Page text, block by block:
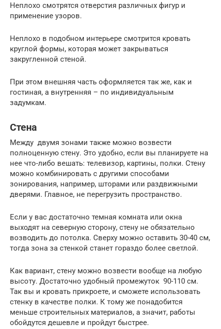
Неплохо смотрятся отверстия различных фигур и
применение узоров.
Неплохо в подобном интерьере смотрится кровать
круглой формы, которая может закрываться
закругленной стеной.
При этом внешняя часть оформляется так же, как и
гостиная, а внутренняя – по индивидуальным
задумкам.
Стена
Между двумя зонами также можно возвести
полноценную стену. Это удобно, если вы планируете на
нее что-либо вешать: телевизор, картины, полки. Стену
можно комбинировать с другими способами
зонирования, например, шторами или раздвижными
дверями. Главное, не перегрузить пространство.
Если у вас достаточно темная комната или окна
выходят на северную сторону, стену не обязательно
возводить до потолка. Сверху можно оставить 30-40 см,
тогда зона за стенкой станет гораздо более светлой.
Как вариант, стену можно возвести вообще на любую
высоту. Достаточно удобный промежуток 90-110 см.
Так вы и кровать прикроете, и сможете использовать
стенку в качестве полки. К тому же понадобится
меньше строительных материалов, а значит, работы
обойдутся дешевле и пройдут быстрее.